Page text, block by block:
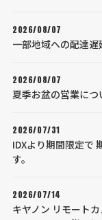
2026/08/07
一部地域への配達遅
2026/08/07
夏季お盆の営業につ
2026/07/31
IDXより期間限定で
す。
2026/07/14
キヤノン リモート